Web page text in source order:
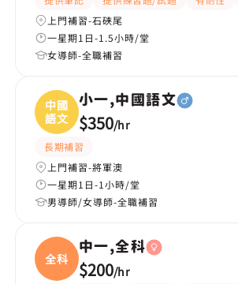
上門補習-石硤尾
一星期1日-1.5小時/堂
女導師-全職補習
中國
語文
小一,中國語文
$350/hr
長期補習
上門補習-將軍澳
一星期1日-1小時/堂
男導師/女導師-全職補習
全科
中一,全科
$200/hr